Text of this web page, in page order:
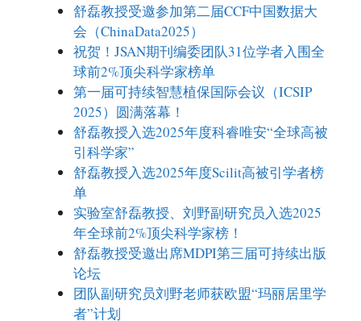
舒磊教授受邀参加第二届CCF中国数据大
会（ChinaData2025）
祝贺！JSAN期刊编委团队31位学者入围全
球前2%顶尖科学家榜单
第一届可持续智慧植保国际会议（ICSIP
2025）圆满落幕！
舒磊教授入选2025年度科睿唯安“全球高被
引科学家”
舒磊教授入选2025年度Scilit高被引学者榜
单
实验室舒磊教授、刘野副研究员入选2025
年全球前2%顶尖科学家榜！
舒磊教授受邀出席MDPI第三届可持续出版
论坛
团队副研究员刘野老师获欧盟“玛丽居里学
者”计划